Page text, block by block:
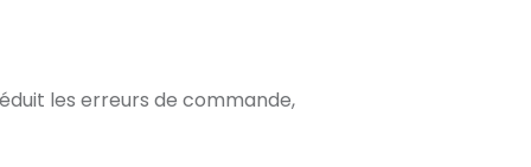
les erreurs de commande,